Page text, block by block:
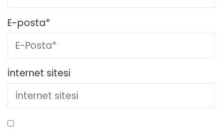
E-posta*
İnternet sitesi